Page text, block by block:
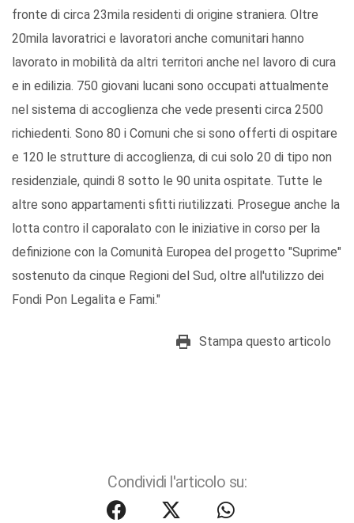
fronte di circa 23mila residenti di origine straniera. Oltre
20mila lavoratrici e lavoratori anche comunitari hanno
lavorato in mobilità da altri territori anche nel lavoro di cura
e in edilizia. 750 giovani lucani sono occupati attualmente
nel sistema di accoglienza che vede presenti circa 2500
richiedenti. Sono 80 i Comuni che si sono offerti di ospitare
e 120 le strutture di accoglienza, di cui solo 20 di tipo non
residenziale, quindi 8 sotto le 90 unita ospitate. Tutte le
altre sono appartamenti sfitti riutilizzati. Prosegue anche la
lotta contro il caporalato con le iniziative in corso per la
definizione con la Comunità Europea del progetto "Suprime"
sostenuto da cinque Regioni del Sud, oltre all'utilizzo dei
Fondi Pon Legalita e Fami."
Stampa questo articolo
Condividi l'articolo su: